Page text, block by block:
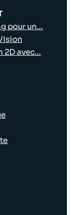
pour un...
avec...